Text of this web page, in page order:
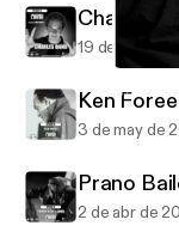
Fractured
Charles
19 de ago de
Ken
3 de may de
Prano
2 de abr de